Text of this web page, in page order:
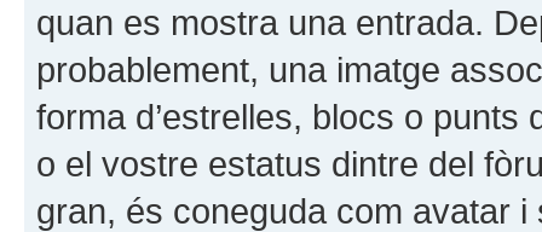
quan es mostra una entrada.
probablement, una imatge
forma d’estrelles, blocs o
o el vostre estatus dintre del
gran, és coneguda com avatar